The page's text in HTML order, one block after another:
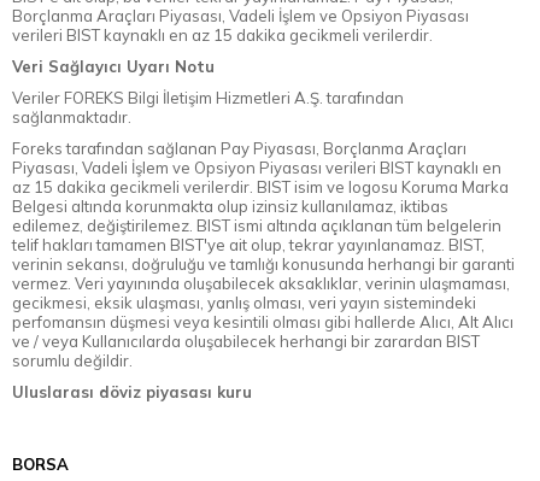
Borçlanma Araçları Piyasası, Vadeli İşlem ve Opsiyon Piyasası
verileri BIST kaynaklı en az 15 dakika gecikmeli verilerdir.
Veri Sağlayıcı Uyarı Notu
Veriler FOREKS Bilgi İletişim Hizmetleri A.Ş. tarafından
sağlanmaktadır.
Foreks tarafından sağlanan Pay Piyasası, Borçlanma Araçları
Piyasası, Vadeli İşlem ve Opsiyon Piyasası verileri BIST kaynaklı en
az 15 dakika gecikmeli verilerdir. BIST isim ve logosu Koruma Marka
Belgesi altında korunmakta olup izinsiz kullanılamaz, iktibas
edilemez, değiştirilemez. BIST ismi altında açıklanan tüm belgelerin
telif hakları tamamen BIST'ye ait olup, tekrar yayınlanamaz. BIST,
verinin sekansı, doğruluğu ve tamlığı konusunda herhangi bir garanti
vermez. Veri yayınında oluşabilecek aksaklıklar, verinin ulaşmaması,
gecikmesi, eksik ulaşması, yanlış olması, veri yayın sistemindeki
perfomansın düşmesi veya kesintili olması gibi hallerde Alıcı, Alt Alıcı
ve / veya Kullanıcılarda oluşabilecek herhangi bir zarardan BIST
sorumlu değildir.
Uluslarası döviz piyasası kuru
BORSA